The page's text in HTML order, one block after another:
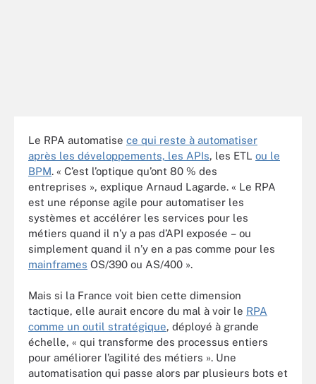
Le RPA automatise ce qui reste à automatiser
après les développements, les APIs, les ETL ou le
BPM. « C’est l’optique qu’ont 80 % des
entreprises », explique Arnaud Lagarde. « Le RPA
est une réponse agile pour automatiser les
systèmes et accélérer les services pour les
métiers quand il n’y a pas d’API exposée – ou
simplement quand il n’y en a pas comme pour les
mainframes OS/390 ou AS/400 ».
Mais si la France voit bien cette dimension
tactique, elle aurait encore du mal à voir le RPA
comme un outil stratégique, déployé à grande
échelle, « qui transforme des processus entiers
pour améliorer l’agilité des métiers ». Une
automatisation qui passe alors par plusieurs bots et